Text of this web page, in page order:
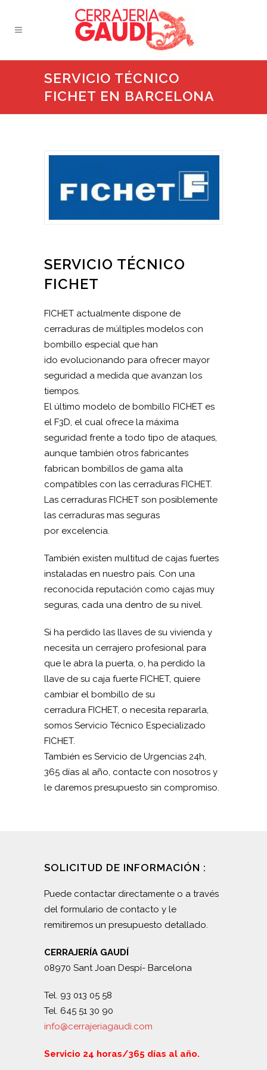
SERVICIO TÉCNICO
FICHET EN BARCELONA
SERVICIO TÉCNICO
FICHET
FICHET actualmente dispone de
cerraduras de múltiples modelos con
bombillo especial que han
ido evolucionando para ofrecer mayor
seguridad a medida que avanzan los
tiempos.
El último modelo de bombillo FICHET es
el F3D, el cual ofrece la máxima
seguridad frente a todo tipo de ataques,
aunque también otros fabricantes
fabrican bombillos de gama alta
compatibles con las cerraduras FICHET.
Las cerraduras FICHET son posiblemente
las cerraduras mas seguras
por excelencia.
También existen multitud de cajas fuertes
instaladas en nuestro país. Con una
reconocida reputación como cajas muy
seguras, cada una dentro de su nivel.
Si ha perdido las llaves de su vivienda y
necesita un cerrajero profesional para
que le abra la puerta, o, ha perdido la
llave de su caja fuerte FICHET, quiere
cambiar el bombillo de su
cerradura FICHET, o necesita repararla,
somos Servicio Técnico Especializado
FICHET.
También es Servicio de Urgencias 24h,
365 días al año, contacte con nosotros y
le daremos presupuesto sin compromiso.
SOLICITUD DE INFORMACIÓN :
Puede contactar directamente o a través
del formulario de contacto y le
remitiremos un presupuesto detallado.
CERRAJERÍA GAUDÍ
08970 Sant Joan Despí- Barcelona
Tel. 93 013 05 58
Tel. 645 51 30 90
info@cerrajeriagaudi.com
Servicio 24 horas/365 días al año.